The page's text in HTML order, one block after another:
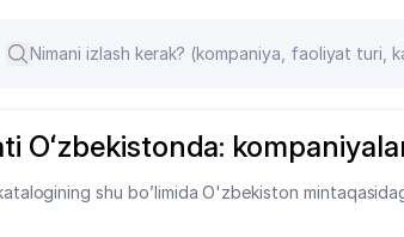
Oʻzbekistonda:
shu bo’limida O'zbekiston